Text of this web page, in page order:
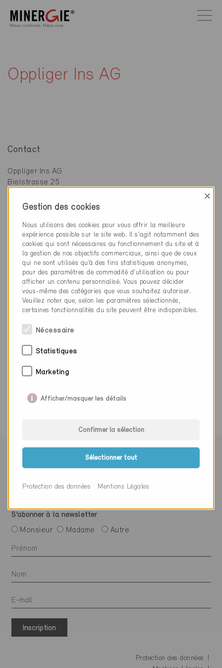
Oppliger Ins AG
Contact
Oppliger Ins AG
Bielstrasse 25
www.oppligerag.ch
Catégorie
Chauffage / Ventilation et climatisation / Sanitaire
S’abonner à la newsletter
Monsieur
Madame Autre
Inscription
Protection des données
Gestion des cookies
×
Nous utilisons des cookies pour vous offrir la meilleure
expérience possible sur le site web. Il s'agit notamment des
cookies qui sont nécessaires au fonctionnement du site et à
la gestion de nos objectifs commerciaux, ainsi que de ceux
qui ne sont utilisés qu’à des fins statistiques anonymes,
pour des paramètres de commodité d’utilisation ou pour
afficher un contenu personnalisé. Vous pouvez décider
vous-même des catégories que vous souhaitez autoriser.
Veuillez noter que, selon les paramètres sélectionnés,
certaines fonctionnalités du site peuvent être indisponibles.
Nécessaire
Statistiques
Marketing
Afficher/masquer les détails
Confirmer la sélection
Sélectionner tout
Protection des données Mentions Légales